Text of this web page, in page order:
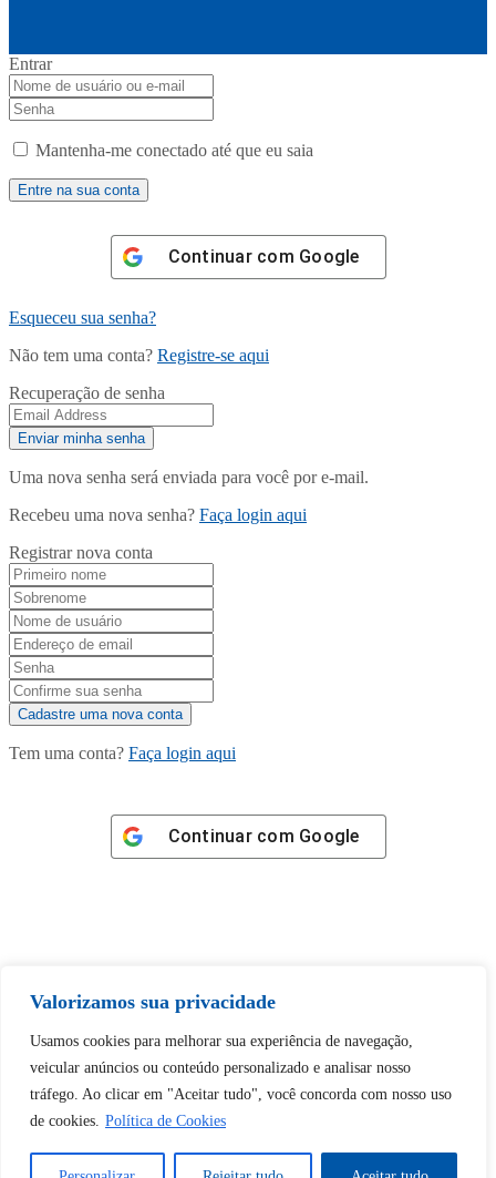
Valorizamos sua privacidade
Usamos cookies para melhorar sua experiência de navegação,
veicular anúncios ou conteúdo personalizado e analisar nosso
tráfego. Ao clicar em "Aceitar tudo", você concorda com nosso uso
de cookies. Política de Cookies
Entrar
Mantenha-me conectado até que eu saia
Continuar com Google
Esqueceu sua senha?
Não tem uma conta? Registre-se aqui
Recuperação de senha
Uma nova senha será enviada para você por e-mail.
Recebeu uma nova senha? Faça login aqui
Registrar nova conta
Tem uma conta? Faça login aqui
Continuar com Google
Tem certeza de que deseja
desbloquear esta publicação?
Desbloquear esquerda : 0